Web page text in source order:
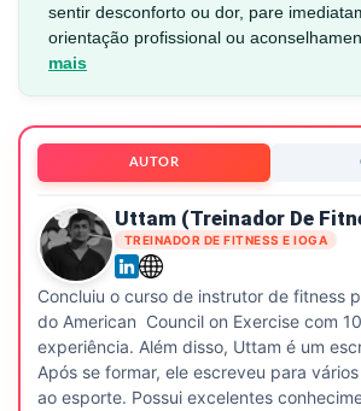
sentir desconforto ou dor, pare
orientação profissional ou
mais
AUTOR
Uttam (treinador De
TREINADOR DE FITNESS E IOGA
Concluiu o curso de instrutor de fitness
do American Council on Exercise com
experiência. Além disso, Uttam é um
Após se formar, ele escreveu para
ao esporte. Possui excelentes